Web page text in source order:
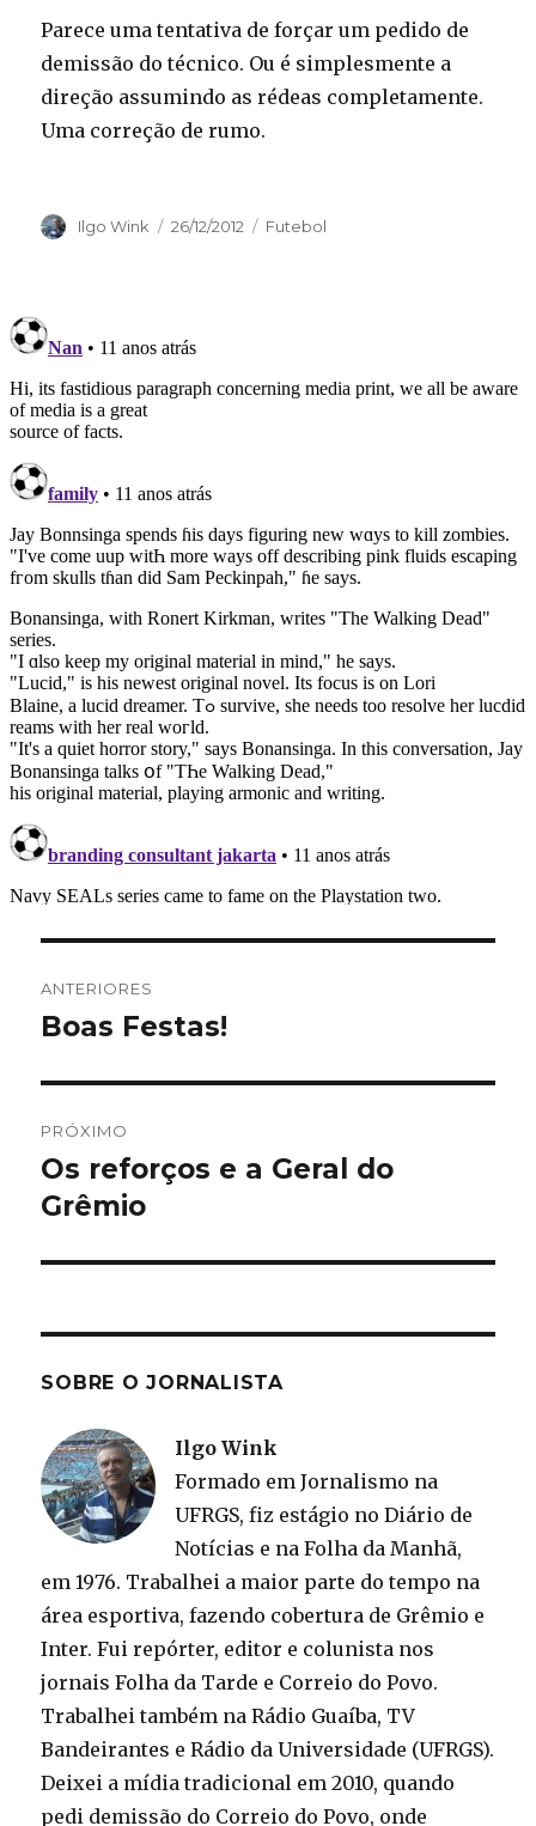
Parece uma tentativa de forçar um pedido de
demissão do técnico. Ou é simplesmente a
direção assumindo as rédeas completamente.
Uma correção de rumo.
Autor
Ilgo Wink
Publicado
26/12/2012 Categorias
Futebol
de
ANTERIORES
Post
Boas Festas!
PRÓXIMO
Próximo
post:
Os reforços e a Geral do
Grêmio
SOBRE O JORNALISTA
Ilgo Wink
Formado em Jornalismo na
UFRGS, fiz estágio no Diário de
Notícias e na Folha da Manhã,
em 1976. Trabalhei a maior parte do tempo na
área esportiva, fazendo cobertura de Grêmio e
Inter. Fui repórter, editor e colunista nos
jornais Folha da Tarde e Correio do Povo.
Trabalhei também na Rádio Guaíba, TV
Bandeirantes e Rádio da Universidade (UFRGS).
Deixei a mídia tradicional em 2010, quando
pedi demissão do Correio do Povo, onde